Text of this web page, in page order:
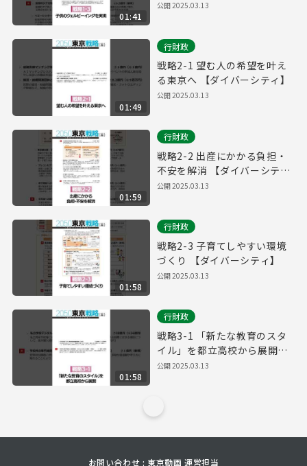
01:41
公開2025.03.13
01:49
行財政
戦略2-1 望む人の希望を叶え
る東京へ 【ダイバーシティ】
公開2025.03.13
01:59
行財政
戦略2-2 出産にかかる負担・
不安を解消 【ダイバーシテ
ィ】
公開2025.03.13
01:58
行財政
戦略2-3 子育てしやすい環境
づくり 【ダイバーシティ】
公開2025.03.13
01:58
行財政
戦略3-1 「新たな教育のスタ
イル」を都立高校から展開
【ダイバーシティ】
公開2025.03.13
お問い合わせ : 東京動画 運営担当